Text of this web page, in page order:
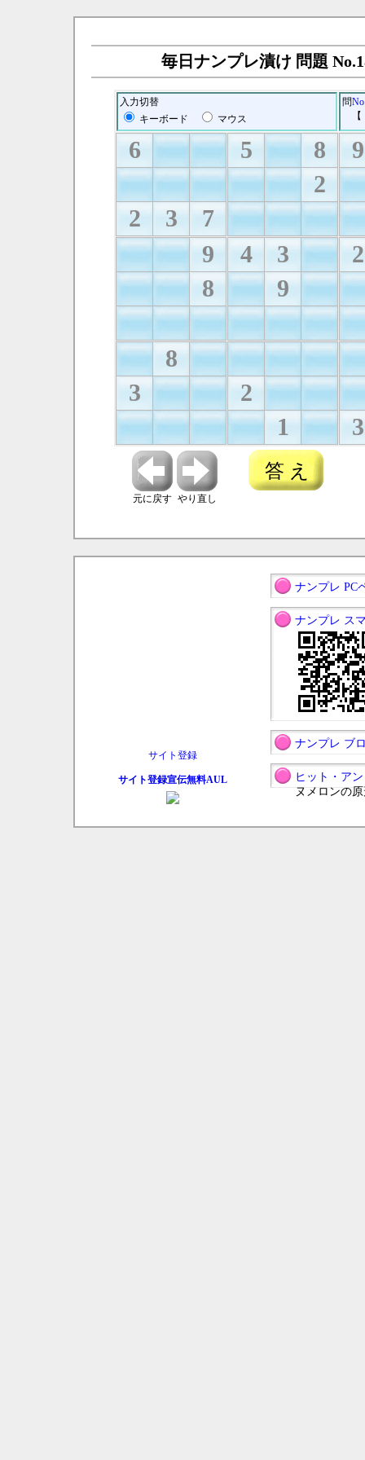
毎日ナンプレ漬け 問題
入力切替
キーボード
マウス
問
【
6
2 3 7
5
8
2
9
9
8
4
3
9
2
8
3
2
1
3
元に戻す やり直し
答 え
サイト登録宣伝無料AUL
ナンプレ PC
ナンプレ ス
ナンプレ ブ
ヒット・ア
ヌメロンの